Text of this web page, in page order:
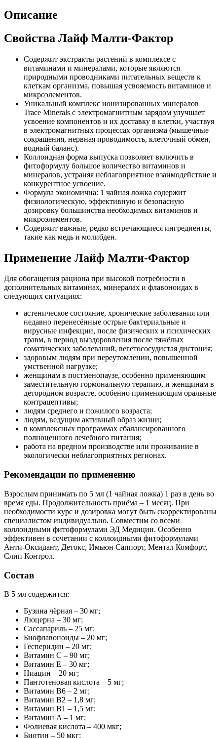
Описание
Свойства Лайф Малти-Фактор
Содержит экстракты растений в комплексе с
витаминами и минералами, которые являются
природными проводниками питательных веществ к
клеткам организма, повышая усвояемость витаминов и
микроэлементов.
Уникальный комплекс ионизированных минералов
Trace Minerals с электромагнитным зарядом улучшает
усвоение компонентов и их доставку в клетки, участвуя
в электромагнитных процессах организма (мышечные
сокращения, нервная проводимость, клеточный обмен,
водный баланс).
Коллоидная форма выпуска позволяет включить в
фитоформулу большое количество витаминов и
минералов, устраняя неблагоприятное взаимодействие и
конкурентное усвоение.
Формула экономична: 1 чайная ложка содержит
физиологическую, эффективную и безопасную
дозировку большинства необходимых витаминов и
микроэлементов.
Содержит важные, редко встречающиеся ингредиенты,
такие как медь и молибден.
Применение Лайф Малти-Фактор
Для обогащения рациона при высокой потребности в
дополнительных витаминах, минералах и флавоноидах в
следующих ситуациях:
астеническое состояние, хронические заболевания или
недавно перенесённые острые бактериальные и
вирусные инфекции, после физических и психических
травм, в период выздоровления после тяжёлых
соматических заболеваний, вегетососудистая дистония;
здоровым людям при переутомлении, повышенной
умственной нагрузке;
женщинам в постменопаузе, особенно применяющим
заместительную гормональную терапию, и женщинам в
детородном возрасте, особенно применяющим оральные
контрацептивы;
людям среднего и пожилого возраста;
людям, ведущим активный образ жизни;
в комплексных программах сбалансированного
полноценного лечебного питания;
работа на вредном производстве или проживание в
экологически неблагоприятных регионах.
Рекомендации по применению
Взрослым принимать по 5 мл (1 чайная ложка) 1 раз в день во
время еды. Продолжительность приёма – 1 месяц. При
необходимости курс и дозировка могут быть скорректированы
специалистом индивидуально. Совместим со всеми
коллоидными фитоформулами ЭД Медицин. Особенно
эффективен в сочетании с коллоидными фитоформулами
Анти-Оксидант, Детокс, Имьюн Саппорт, Ментал Комфорт,
Слип Контрол.
Состав
В 5 мл содержится:
Бузина чёрная – 30 мг;
Люцерна – 30 мг;
Сассапариль – 25 мг;
Биофлавоноиды – 20 мг;
Гесперидин – 20 мг;
Витамин C – 90 мг;
Витамин E – 30 мг;
Ниацин – 20 мг;
Пантотеновая кислота – 5 мг;
Витамин B6 – 2 мг;
Витамин B2 – 1,8 мг;
Витамин B1 – 1,5 мг;
Витамин A – 1 мг;
Фолиевая кислота – 400 мкг;
Биотин – 50 мкг;